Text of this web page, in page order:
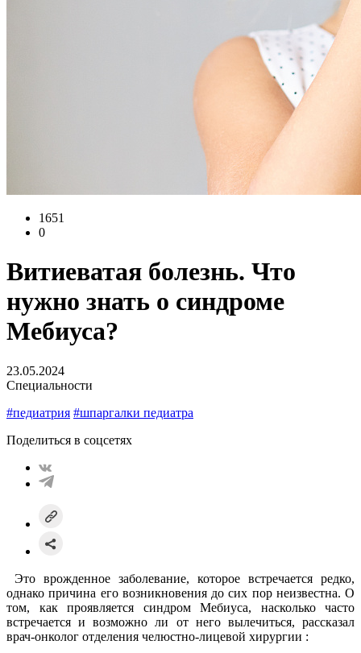
1651
0
Витиеватая болезнь. Что
нужно знать о синдроме
Мебиуса?
23.05.2024
Специальности
#педиатрия #шпаргалки педиатра
Поделиться в соцсетях
Это врожденное заболевание, которое встречается редко,
однако причина его возникновения до сих пор неизвестна. О
том, как проявляется синдром Мебиуса, насколько часто
встречается и возможно ли от него вылечиться, рассказал
врач-онколог отделения челюстно-лицевой хирургии :